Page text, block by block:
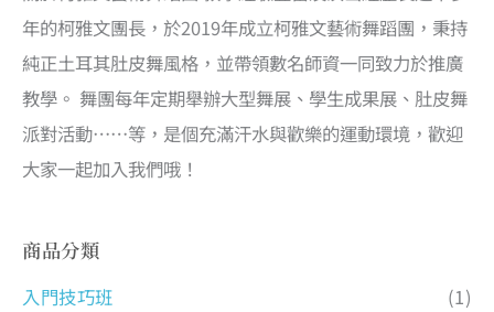
年的柯雅文團長，於2019年成立柯雅文藝術舞蹈團，秉持
純正土耳其肚皮舞風格，並帶領數名師資一同致力於推廣
教學。 舞團每年定期舉辦大型舞展、學生成果展、肚皮舞
派對活動……等，是個充滿汗水與歡樂的運動環境，歡迎
大家一起加入我們哦！
商品分類
入門技巧班
(1)